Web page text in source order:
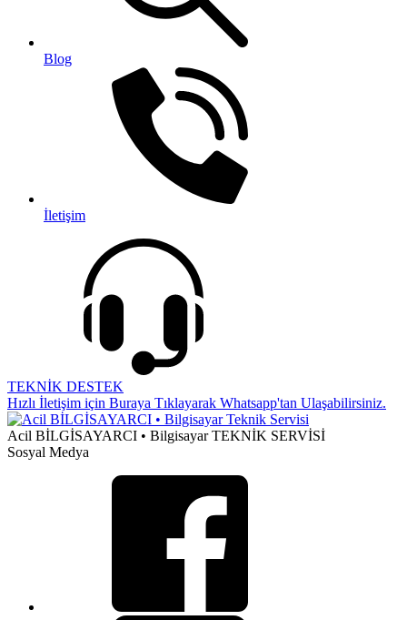
Blog
İletişim
TEKNİK DESTEK
Hızlı İletişim için Buraya Tıklayarak Whatsapp'tan Ulaşabilirsiniz.
Acil BİLGİSAYARCI • Bilgisayar TEKNİK SERVİSİ
Sosyal Medya